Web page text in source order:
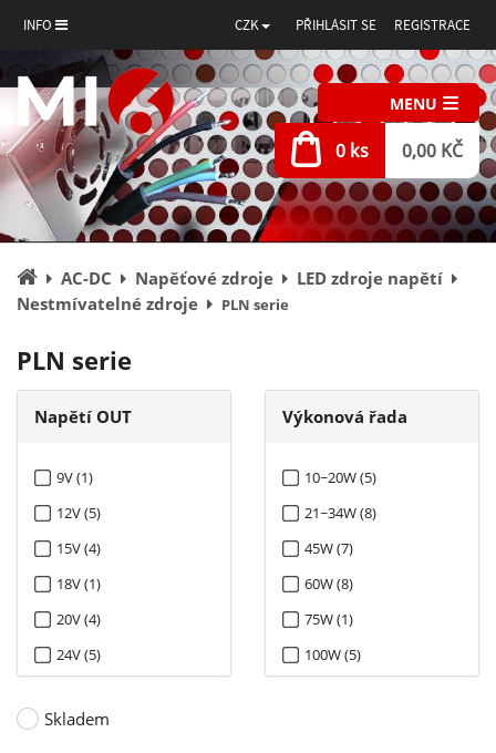
INFO CZK PŘIHLÁSIT SE REGISTRACE
MENU
0 ks 0,00 KČ
Úvodní
stránka
AC-DC Napěťové zdroje
LED zdroje napětí
Nestmívatelné zdroje
PLN serie
PLN serie
Napětí OUT
9V (1)
12V (5)
15V (4)
18V (1)
20V (4)
24V (5)
36V (5)
Výkonová řada
10~20W (5)
21~34W (8)
45W (7)
60W (8)
75W (1)
100W (5)
Skladem